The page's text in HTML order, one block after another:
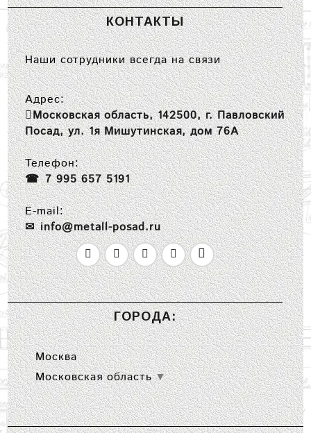
КОНТАКТЫ
Наши сотрудники всегда на связи
Адрес:
Московская область, 142500, г. Павловский
Посад, ул. 1я Мишутинская, дом 76А
Телефон:
7 995 657 5191
E-mail:
info@metall-posad.ru
ГОРОДА:
Москва
Московская область ▼